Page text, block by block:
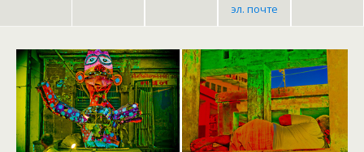
эл. почте